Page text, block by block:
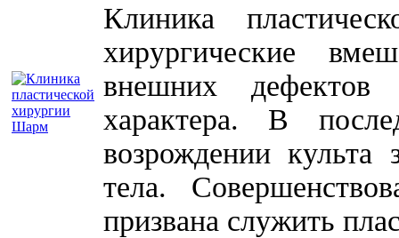
Клиника
хирургические
внешних дефектов
характера. В
возрождении культа
тела.
призвана служить